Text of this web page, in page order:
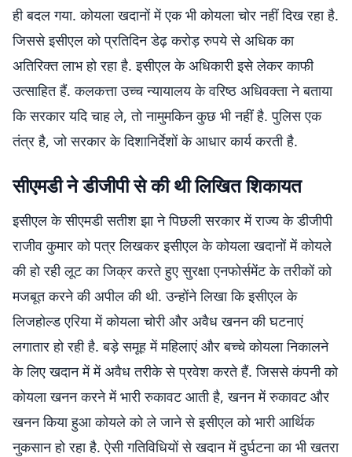
ही बदल गया. कोयला खदानों में एक भी कोयला चोर नहीं दिख रहा है.
जिससे इसीएल को प्रतिदिन डेढ़ करोड़ रुपये से अधिक का
अतिरिक्त लाभ हो रहा है. इसीएल के अधिकारी इसे लेकर काफी
उत्साहित हैं. कलकत्ता उच्च न्यायालय के वरिष्ठ अधिवक्ता ने बताया
कि सरकार यदि चाह ले, तो नामुमकिन कुछ भी नहीं है. पुलिस एक
तंत्र है, जो सरकार के दिशानिर्देशों के आधार कार्य करती है.
सीएमडी ने डीजीपी से की थी लिखित शिकायत
इसीएल के सीएमडी सतीश झा ने पिछली सरकार में राज्य के डीजीपी
राजीव कुमार को पत्र लिखकर इसीएल के कोयला खदानों में कोयले
की हो रही लूट का जिक्र करते हुए सुरक्षा एनफोर्समेंट के तरीकों को
मजबूत करने की अपील की थी. उन्होंने लिखा कि इसीएल के
लिजहोल्ड एरिया में कोयला चोरी और अवैध खनन की घटनाएं
लगातार हो रही है. बड़े समूह में महिलाएं और बच्चे कोयला निकालने
के लिए खदान में में अवैध तरीके से प्रवेश करते हैं. जिससे कंपनी को
कोयला खनन करने में भारी रुकावट आती है, खनन में रुकावट और
खनन किया हुआ कोयले को ले जाने से इसीएल को भारी आर्थिक
नुकसान हो रहा है. ऐसी गतिविधियों से खदान में दुर्घटना का भी खतरा